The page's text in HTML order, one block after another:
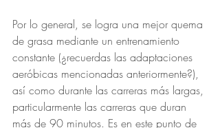
Por lo general, se logra una mejor quema
de grasa mediante un entrenamiento
constante (¿recuerdas las adaptaciones
aeróbicas mencionadas anteriormente?),
así como durante las carreras más largas,
particularmente las carreras que duran
más de 90 minutos. Es en este punto de